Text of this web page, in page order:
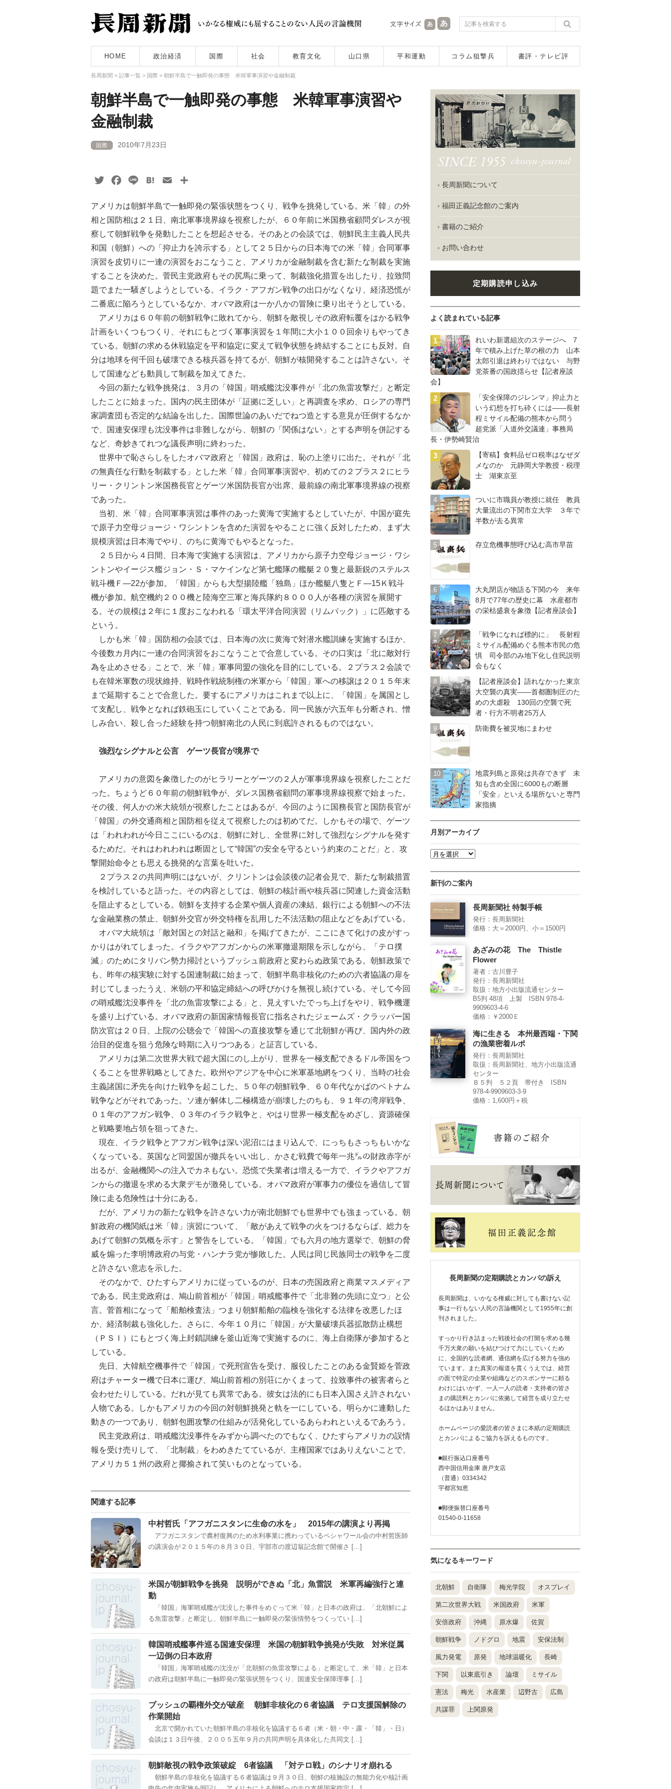
HOME 政治経済 国際 社会 教育文化 山口県 平和運動 コラム狙撃兵 書評・テレビ評
長周新聞 > 記事一覧 > 国際 > 朝鮮半島で一触即発の事態 米韓軍事演習や金融制裁
朝鮮半島で一触即発の事態 米韓軍事演習や
金融制裁
国際 2010年7月23日
TwitterFacebook
Line HatenaEmail
アメリカは朝鮮半島で一触即発の緊張状態をつくり、戦争を挑発している。米「韓」の外
相と国防相は２１日、南北軍事境界線を視察したが、６０年前に米国務省顧問ダレスが視
察して朝鮮戦争を発動したことを想起させる。そのあとの会談では、朝鮮民主主義人民共
和国（朝鮮）への「抑止力を誇示する」として２５日からの日本海での米「韓」合同軍事
演習を皮切りに一連の演習をおこなうこと、アメリカが金融制裁を含む新たな制裁を実施
することを決めた。菅民主党政府もその尻馬に乗って、制裁強化措置を出したり、拉致問
題でまた一騒ぎしようとしている。イラク・アフガン戦争の出口がなくなり、経済恐慌が
二番底に陥ろうとしているなか、オバマ政府は一か八かの冒険に乗り出そうとしている。
アメリカは６０年前の朝鮮戦争に敗れてから、朝鮮を敵視しその政府転覆をはかる戦争
計画をいくつもつくり、それにもとづく軍事演習を１年間に大小１００回余りもやってき
ている。朝鮮の求める休戦協定を平和協定に変えて戦争状態を終結することにも反対。自
分は地球を何千回も破壊できる核兵器を持てるが、朝鮮が核開発することは許さない。そ
して国連なども動員して制裁を加えてきた。
今回の新たな戦争挑発は、３月の「韓国」哨戒艦沈没事件が「北の魚雷攻撃だ」と断定
したことに始まった。国内の民主団体が「証拠に乏しい」と再調査を求め、ロシアの専門
家調査団も否定的な結論を出した。国際世論のあいだでねつ造とする意見が圧倒するなか
で、国連安保理も沈没事件は非難しながら、朝鮮の「関係はない」とする声明を併記する
など、奇妙きてれつな議長声明に終わった。
世界中で恥さらしをしたオバマ政府と「韓国」政府は、恥の上塗りに出た。それが「北
の無責任な行動を制裁する」とした米「韓」合同軍事演習や、初めての２プラス２にヒラ
リー・クリントン米国務長官とゲーツ米国防長官が出席、最前線の南北軍事境界線の視察
であった。
当初、米「韓」合同軍事演習は事件のあった黄海で実施するとしていたが、中国が庭先
で原子力空母ジョージ・ワシントンを含めた演習をやることに強く反対したため、まず大
規模演習は日本海でやり、のちに黄海でもやるとなった。
２５日から４日間、日本海で実施する演習は、アメリカから原子力空母ジョージ・ワシ
ントンやイージス艦ジョン・Ｓ・マケインなど第七艦隊の艦艇２０隻と最新鋭のステルス
戦斗機Ｆ―22が参加。「韓国」からも大型揚陸艦「独島」ほか艦艇八隻とＦ―15Ｋ戦斗
機が参加。航空機約２００機と陸海空三軍と海兵隊約８０００人が各種の演習を展開す
る。その規模は２年に１度おこなわれる「環太平洋合同演習（リムパック）」に匹敵する
という。
しかも米「韓」国防相の会談では、日本海の次に黄海で対潜水艦訓練を実施するほか、
今後数カ月内に一連の合同演習をおこなうことで合意している。その口実は「北に敵対行
為を止めさせる」ことで、米「韓」軍事同盟の強化を目的にしている。２プラス２会談で
も在韓米軍数の現状維持、戦時作戦統制権の米軍から「韓国」軍への移譲は２０１５年末
まで延期することで合意した。要するにアメリカはこれまで以上に、「韓国」を属国とし
て支配し、戦争となれば鉄砲玉にしていくことである。同一民族が六五年も分断され、憎
しみ合い、殺し合った経験を持つ朝鮮南北の人民に到底許されるものではない。
強烈なシグナルと公言 ゲーツ長官が境界で
アメリカの意図を象徴したのがヒラリーとゲーツの２人が軍事境界線を視察したことだ
った。ちょうど６０年前の朝鮮戦争が、ダレス国務省顧問の軍事境界線視察で始まった。
その後、何人かの米大統領が視察したことはあるが、今回のように国務長官と国防長官が
「韓国」の外交通商相と国防相を従えて視察したのは初めてだ。しかもその場で、ゲーツ
は「われわれが今日ここにいるのは、朝鮮に対し、全世界に対して強烈なシグナルを発す
るためだ。それはわれわれは断固として“韓国”の安全を守るという約束のことだ」と、攻
撃開始命令とも思える挑発的な言葉を吐いた。
２プラス２の共同声明にはないが、クリントンは会談後の記者会見で、新たな制裁措置
を検討していると語った。その内容としては、朝鮮の核計画や核兵器に関連した資金活動
を阻止するとしている。朝鮮を支持する企業や個人資産の凍結、銀行による朝鮮への不法
な金融業務の禁止、朝鮮外交官が外交特権を乱用した不法活動の阻止などをあげている。
オバマ大統領は「敵対国との対話と融和」を掲げてきたが、ここにきて化けの皮がすっ
かりはがれてしまった。イラクやアフガンからの米軍撤退期限を示しながら、「テロ撲
滅」のためにタリバン勢力掃討というブッシュ前政府と変わらぬ政策である。朝鮮政策で
も、昨年の核実験に対する国連制裁に始まって、朝鮮半島非核化のための六者協議の扉を
封じてしまったうえ、米朝の平和協定締結への呼びかけを無視し続けている。そして今回
の哨戒艦沈没事件を「北の魚雷攻撃による」と、見えすいたでっち上げをやり、戦争機運
を盛り上げている。オバマ政府の新国家情報長官に指名されたジェームズ・クラッパー国
防次官は２０日、上院の公聴会で「韓国への直接攻撃を通じて北朝鮮が再び、国内外の政
治目的促進を狙う危険な時期に入りつつある」と証言している。
アメリカは第二次世界大戦で超大国にのし上がり、世界を一極支配できるドル帝国をつ
くることを世界戦略としてきた。欧州やアジアを中心に米軍基地網をつくり、当時の社会
主義諸国に矛先を向けた戦争を起こした。５０年の朝鮮戦争、６０年代なかばのベトナム
戦争などがそれであった。ソ連が解体し二極構造が崩壊したのちも、９１年の湾岸戦争、
０１年のアフガン戦争、０３年のイラク戦争と、やはり世界一極支配をめざし、資源確保
と戦略要地占領を狙ってきた。
現在、イラク戦争とアフガン戦争は深い泥沼にはまり込んで、にっちもさっちもいかな
くなっている。英国など同盟国が撤兵をいい出し、かさむ戦費で毎年一兆㌦の財政赤字が
出るが、金融機関への注入でカネもない。恐慌で失業者は増える一方で、イラクやアフガ
ンからの撤退を求める大衆デモが激発している。オバマ政府が軍事力の優位を過信して冒
険に走る危険性は十分にある。
だが、アメリカの新たな戦争を許さない力が南北朝鮮でも世界中でも強まっている。朝
鮮政府の機関紙は米「韓」演習について、「敵があえて戦争の火をつけるならば、総力を
あげて朝鮮の気概を示す」と警告をしている。「韓国」でも六月の地方選挙で、朝鮮の脅
威を煽った李明博政府の与党・ハンナラ党が惨敗した。人民は同じ民族同士の戦争を二度
と許さない意志を示した。
そのなかで、ひたすらアメリカに従っているのが、日本の売国政府と商業マスメディア
である。民主党政府は、鳩山前首相が「韓国」哨戒艦事件で「北非難の先頭に立つ」と公
言。菅首相になって「船舶検査法」つまり朝鮮船舶の臨検を強化する法律を改悪したほ
か、経済制裁も強化した。さらに、今年１０月に「韓国」が大量破壊兵器拡散防止構想
（ＰＳＩ）にもとづく海上封鎖訓練を釜山近海で実施するのに、海上自衛隊が参加すると
している。
先日、大韓航空機事件で「韓国」で死刑宣告を受け、服役したことのある金賢姫を菅政
府はチャーター機で日本に運び、鳩山前首相の別荘にかくまって、拉致事件の被害者らと
会わせたりしている。だれが見ても異常である。彼女は法的にも日本入国さえ許されない
人物である。しかもアメリカの今回の対朝鮮挑発と軌を一にしている。明らかに連動した
動きの一つであり、朝鮮包囲攻撃の仕組みが活発化しているあらわれといえるであろう。
民主党政府は、哨戒艦沈没事件をみずから調べたのでもなく、ひたすらアメリカの誤情
報を受け売りして、「北制裁」をわめきたてているが、主権国家ではありえないことで、
アメリカ５１州の政府と揶揄されて笑いものとなっている。
関連する記事
中村哲氏「アフガニスタンに生命の水を」 2015年の講演より再掲
アフガニスタンで農村復興のため水利事業に携わっているペシャワール会の中村哲医師
の講演会が２０１５年の８月３０日、宇部市の渡辺翁記念館で開催さ […]
米国が朝鮮戦争を挑発 説明ができぬ「北」魚雷説 米軍再編強行と連
動
「韓国」海軍哨戒艦が沈没した事件をめぐって米「韓」と日本の政府は、「北朝鮮によ
る魚雷攻撃」と断定し、朝鮮半島に一触即発の緊張情勢をつくってい […]
韓国哨戒艦事件巡る国連安保理 米国の朝鮮戦争挑発が失敗 対米従属
一辺倒の日本政府
「韓国」海軍哨戒艦の沈没が「北朝鮮の魚雷攻撃による」と断定して、米「韓」と日本
の政府は朝鮮半島に一触即発の緊張状態をつくり、国連安全保障理事 […]
ブッシュの覇権外交が破産 朝鮮非核化の６者協議 テロ支援国解除の
作業開始
北京で開かれていた朝鮮半島の非核化を協議する６者（米・朝・中・露・「韓」・日）
会談は１３日午後、２００５五年９月の共同声明を具体化した共同文 […]
朝鮮敵視の戦争政策破綻 6者協議 「対テロ戦」のシナリオ崩れる
朝鮮半島の非核化を協議する６者協議は９月３０日、朝鮮の核施設の無能力化や核計画
長周新聞について
福田正義記念館のご案内
書籍のご紹介
お問い合わせ
定期購読申し込み
よく読まれている記事
れいわ新選組次のステージへ 7
年で積み上げた草の根の力 山本
太郎引退は終わりではない 与野
党茶番の国政揺らせ【記者座談
会】
「安全保障のジレンマ」抑止力と
いう幻想を打ち砕くには――長射
程ミサイル配備の熊本から問う
超党派「人道外交議連」事務局
長・伊勢崎賢治
【寄稿】食料品ゼロ税率はなぜダ
メなのか 元静岡大学教授・税理
士 湖東京至
ついに市職員が教授に就任 教員
大量流出の下関市立大学 ３年で
半数が去る異常
存立危機事態呼び込む高市早苗
大丸閉店が物語る下関の今 来年
8月で77年の歴史に幕 水産都市
の栄枯盛衰を象徴【記者座談会】
「戦争になれば標的に」 長射程
ミサイル配備めぐる熊本市民の危
惧 司令部のみ地下化し住民説明
会もなく
【記者座談会】語れなかった東京
大空襲の真実――首都圏制圧のた
めの大虐殺 130回の空襲で死
者・行方不明者25万人
防衛費を被災地にまわせ
地震列島と原発は共存できず 未
知も含め全国に6000もの断層
「安全」といえる場所ないと専門
家指摘
月別アーカイブ
新刊のご案内
長周新聞社 特製手帳
発行：長周新聞社
価格：大＝2000円、小＝1500円
あざみの花 The Thistle
Flower
著者：古川豊子
発行：長周新聞社
取扱：地方小出版流通センター
B5判 48項 上製 ISBN 978-4-
9909603-4-6
価格：￥2000Ｅ
海に生きる 本州最西端・下関
の漁業密着ルポ
発行：長周新聞社
取扱：長周新聞社、地方小出版流通
センター
Ｂ５判 ５２頁 帯付き ISBN
978-4-9909603-3-9
価格：1,600円＋税
長周新聞の定期購読とカンパの訴え
長周新聞は、いかなる権威に対しても書けない記
事は一行もない人民の言論機関として1955年に創
刊されました。
すっかり行き詰まった戦後社会の打開を求める幾
千万大衆の願いを結びつけて力にしていくため
に、全国的な読者網、通信網を広げる努力を強め
ています。また真実の報道を貫くうえでは、経営
の面で特定の企業や組織などのスポンサーに頼る
わけにはいかず、一人一人の読者・支持者の皆さ
まの購読料とカンパに依拠して経営を成り立たせ
るほかはありません。
ホームページの愛読者の皆さまに本紙の定期購読
とカンパによるご協力を訴えるものです。
■銀行振込口座番号
西中国信用金庫 唐戸支店
（普通）0334342
宇都宮知恵
■郵便振替口座番号
01540-0-11658
気になるキーワード
北朝鮮 自衛隊 梅光学院 オスプレイ
第二次世界大戦 米国政府 米軍
安倍政府 沖縄 原水爆 佐賀
朝鮮戦争 ノドグロ 地震 安保法制
風力発電 原発 地球温暖化 長崎
下関 以東底引き 論壇 ミサイル
憲法 梅光 水産業 辺野古 広島
共謀罪 上関原発